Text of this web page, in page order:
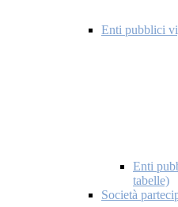
Enti pubblici
Enti
tabelle)
Società